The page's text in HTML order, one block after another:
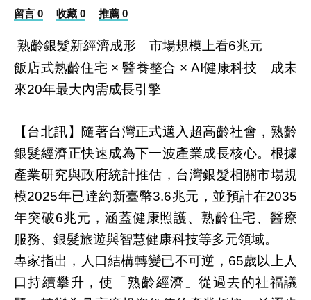
留言 0 收藏 0 推薦 0
熟齡銀髮新經濟成形 市場規模上看6兆元
飯店式熟齡住宅 ×醫養整合 × AI健康科技 成未
來20年最大內需成長引擎
【台北訊】隨著台灣正式邁入超高齡社會，熟齡
銀髮經濟正快速成為下一波產業成長核心。根據
產業研究與政府統計推估，台灣銀髮相關市場規
模2025年已達約新臺幣3.6兆元，並預計在2035
年突破6兆元，涵蓋健康照護、熟齡住宅、醫療
服務、銀髮旅遊與智慧健康科技等多元領域。
專家指出，人口結構轉變已不可逆， 65歲以上人
口持續攀升，使「熟齡經濟」從過去的社福議